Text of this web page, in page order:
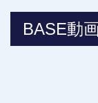
BASE動